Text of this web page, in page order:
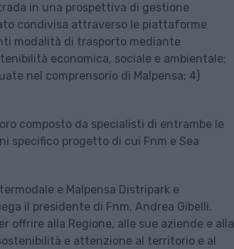
in una prospettiva di gestione
condivisa attraverso le piattaforme
modalità di trasporto mediante
economica, sociale e ambientale;
nel comprensorio di Malpensa; 4)
composto da specialisti di entrambe le
specifico progetto di cui Fnm e Sea
e Malpensa Distripark e
il presidente di Fnm, Andrea Gibelli.
offrire alla Regione, alle sue aziende e alla
e attenzione al territorio e al